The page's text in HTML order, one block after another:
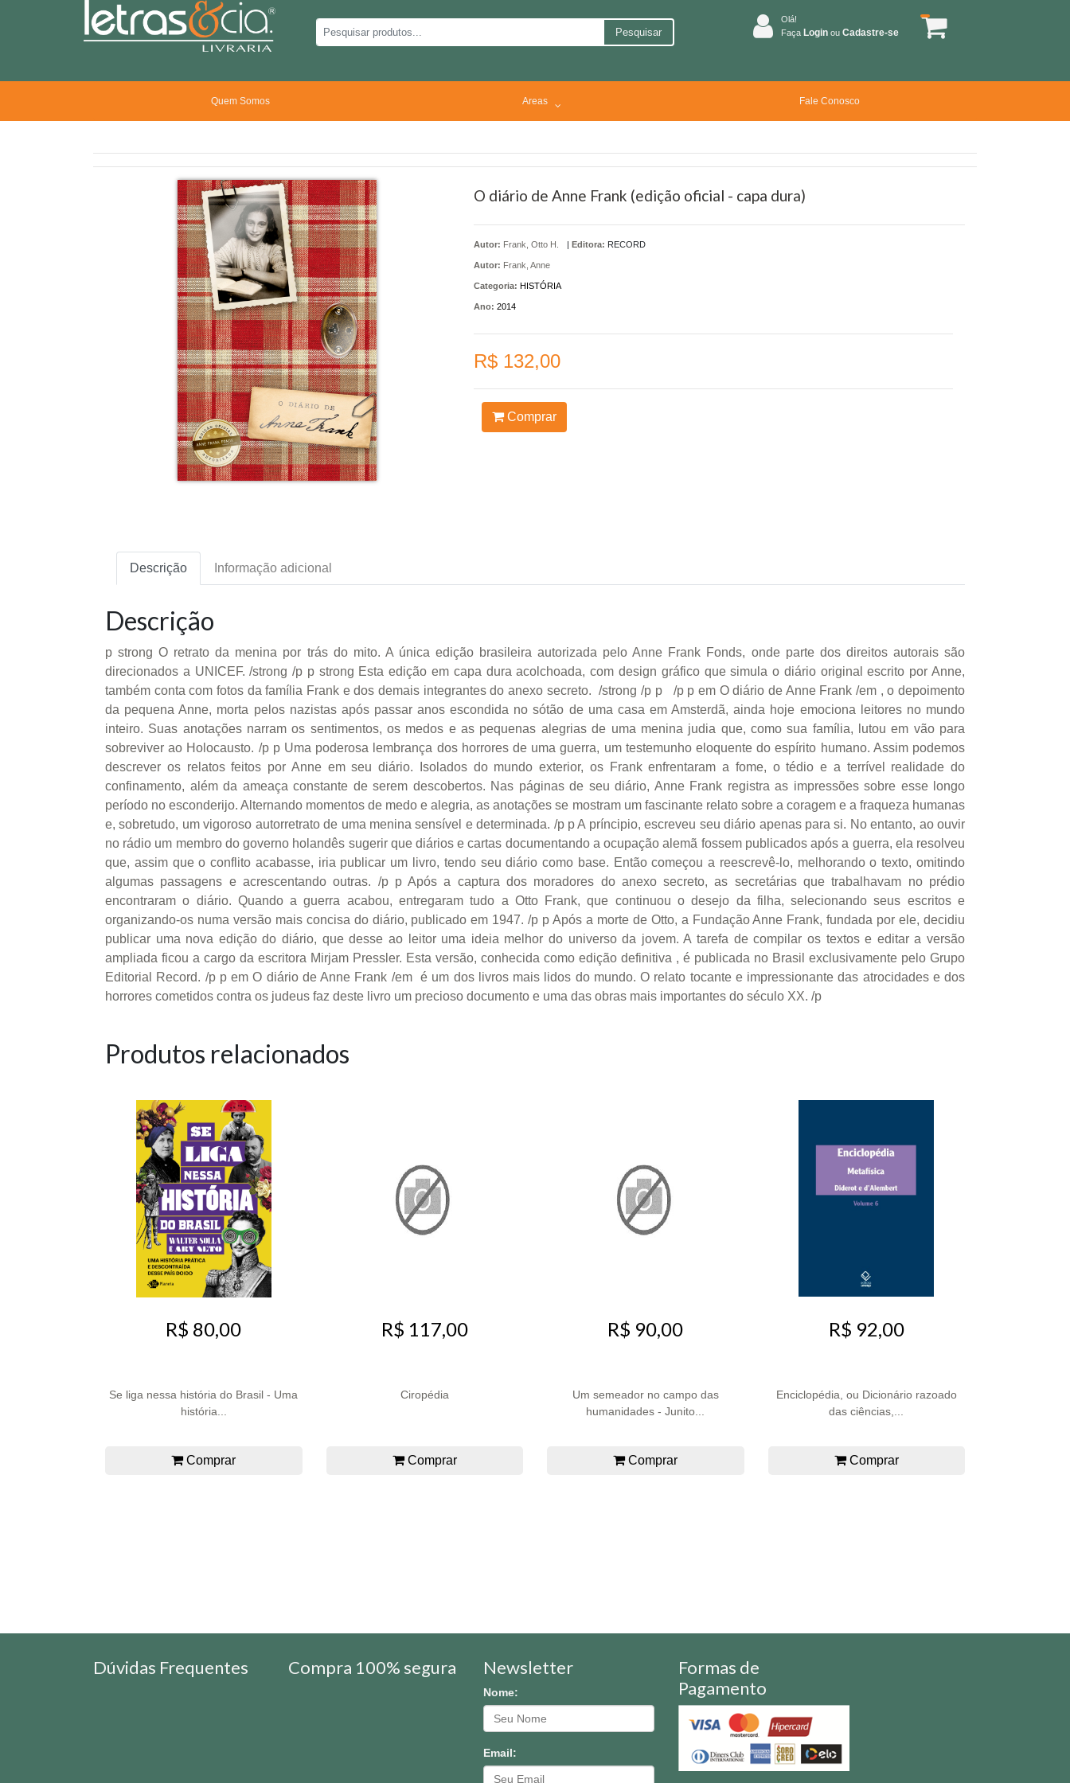
Pesquisar
Olá!
Faça Login ou Cadastre-se
Quem Somos Areas Fale Conosco
O diário de Anne Frank (edição oficial - capa dura)
Autor: Frank, Otto H.
Autor: Frank, Anne
| Editora: RECORD
Categoria: HISTÓRIA
Ano: 2014
R$ 132,00
Comprar
Descrição Informação adicional
Descrição
p strong O retrato da menina por trás do mito. A única edição brasileira autorizada pelo Anne Frank Fonds, onde parte dos direitos autorais são
direcionados a UNICEF. /strong /p p strong Esta edição em capa dura acolchoada, com design gráfico que simula o diário original escrito por Anne,
também conta com fotos da família Frank e dos demais integrantes do anexo secreto. /strong /p p /p p em O diário de Anne Frank /em , o depoimento
da pequena Anne, morta pelos nazistas após passar anos escondida no sótão de uma casa em Amsterdã, ainda hoje emociona leitores no mundo
inteiro. Suas anotações narram os sentimentos, os medos e as pequenas alegrias de uma menina judia que, como sua família, lutou em vão para
sobreviver ao Holocausto. /p p Uma poderosa lembrança dos horrores de uma guerra, um testemunho eloquente do espírito humano. Assim podemos
descrever os relatos feitos por Anne em seu diário. Isolados do mundo exterior, os Frank enfrentaram a fome, o tédio e a terrível realidade do
confinamento, além da ameaça constante de serem descobertos. Nas páginas de seu diário, Anne Frank registra as impressões sobre esse longo
período no esconderijo. Alternando momentos de medo e alegria, as anotações se mostram um fascinante relato sobre a coragem e a fraqueza humanas
e, sobretudo, um vigoroso autorretrato de uma menina sensível e determinada. /p p A príncipio, escreveu seu diário apenas para si. No entanto, ao ouvir
no rádio um membro do governo holandês sugerir que diários e cartas documentando a ocupação alemã fossem publicados após a guerra, ela resolveu
que, assim que o conflito acabasse, iria publicar um livro, tendo seu diário como base. Então começou a reescrevê-lo, melhorando o texto, omitindo
algumas passagens e acrescentando outras. /p p Após a captura dos moradores do anexo secreto, as secretárias que trabalhavam no prédio
encontraram o diário. Quando a guerra acabou, entregaram tudo a Otto Frank, que continuou o desejo da filha, selecionando seus escritos e
organizando-os numa versão mais concisa do diário, publicado em 1947. /p p Após a morte de Otto, a Fundação Anne Frank, fundada por ele, decidiu
publicar uma nova edição do diário, que desse ao leitor uma ideia melhor do universo da jovem. A tarefa de compilar os textos e editar a versão
ampliada ficou a cargo da escritora Mirjam Pressler. Esta versão, conhecida como edição definitiva , é publicada no Brasil exclusivamente pelo Grupo
Editorial Record. /p p em O diário de Anne Frank /em é um dos livros mais lidos do mundo. O relato tocante e impressionante das atrocidades e dos
horrores cometidos contra os judeus faz deste livro um precioso documento e uma das obras mais importantes do século XX. /p
Produtos relacionados
R$ 80,00
Se liga nessa história do Brasil - Uma
história...
Comprar
R$ 117,00
Ciropédia
Comprar
R$ 90,00
Um semeador no campo das
humanidades - Junito...
Comprar
R$ 92,00
Enciclopédia, ou Dicionário razoado
das ciências,...
Comprar
Dúvidas Frequentes Compra 100% segura Newsletter
Nome:
Email:
Formas de
Pagamento